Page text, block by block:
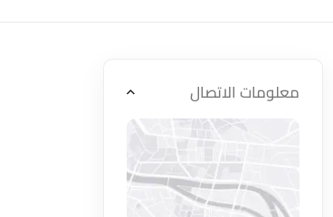
معلومات الاتصال